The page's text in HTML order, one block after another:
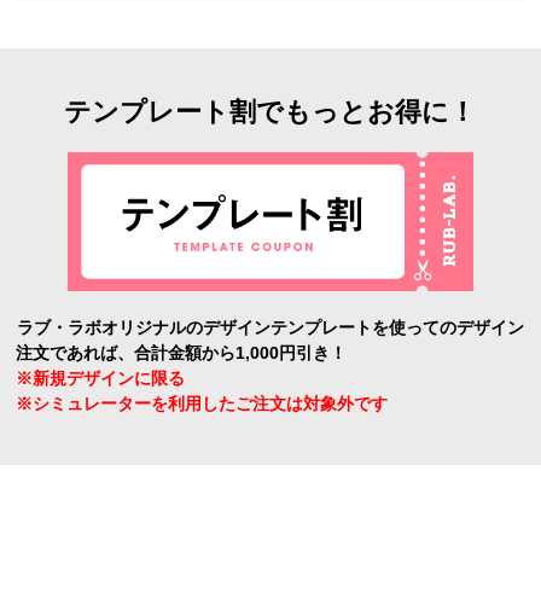
テンプレート割でもっとお得に！
ラブ・ラボオリジナルのデザインテンプレートを使ってのデザイン
注文であれば、合計金額から1,000円引き！
※新規デザインに限る
※シミュレーターを利用したご注文は対象外です